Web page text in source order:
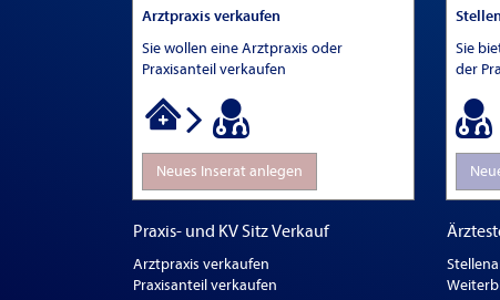
Arztpraxis verkaufen
Sie wollen eine Arztpraxis oder
Praxisanteil verkaufen
Neues Inserat anlegen
Praxis- und KV Sitz Verkauf
Arztpraxis verkaufen
Praxisanteil verkaufen
Sie
der